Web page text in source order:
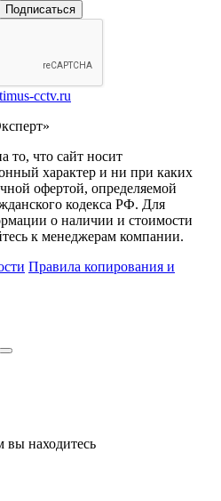
Подписаться
cctv.ru
то, что сайт носит
характер и ни при каких
офертой, определяемой
кодекса РФ. Для
о наличии и стоимости
к менеджерам компании.
Правила копирования и
вы находитесь